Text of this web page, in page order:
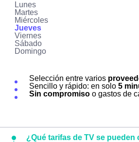
Lunes
Martes
Miércoles
Jueves
Viernes
Sábado
Domingo
Selección entre varios
Sencillo y rápido: en solo 5
Sin compromiso o gastos de
¿Qué tarifas de TV se pueden